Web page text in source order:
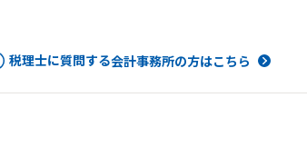
税理士に質問する会計事務所の方はこちら